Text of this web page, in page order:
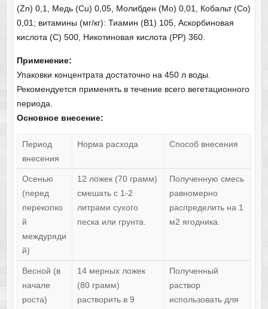
(Zn) 0,1, Медь (Cu) 0,05, Молибден (Mo) 0,01, Кобальт (Co)
0,01; витамины (мг/кг): Тиамин (В1) 105, Аскорбиновая
кислота (С) 500, Никотиновая кислота (РР) 360.
Применение:
Упаковки концентрата достаточно на 450 л воды.
Рекомендуется применять в течение всего вегетационного
периода.
Основное внесение:
Период
внесения
Норма расхода Способ внесения
Осенью
(перед
перекопко
й
междуряди
й)
12 ложек (70 грамм)
смешать с 1-2
литрами сухого
песка или грунта.
Полученную смесь
равномерно
распределить на 1
м2 ягодника.
Весной (в
начале
роста)
14 мерных ложек
(80 грамм)
растворить в 9
Полученный
раствор
использовать для